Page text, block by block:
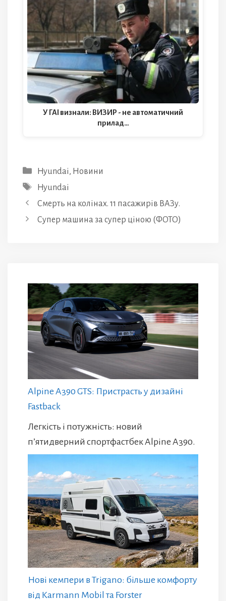
У ГАІ визнали: ВИЗИР - не автоматичний
прилад…
Категорії
Hyundai, Новини
Позначки
Hyundai
Смерть на колінах. 11 пасажирів ВАЗу.
Супер машина за супер ціною (ФОТО)
Alpine A390 GTS: Пристрасть у дизайні
Fastback
Легкість і потужність: новий
п’ятидверний спортфастбек Alpine A390.
Нові кемпери в Trigano: більше комфорту
від Karmann Mobil та Forster